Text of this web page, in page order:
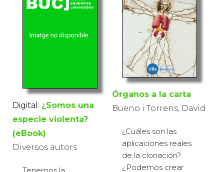
Digital: ¿Somos una
especie violenta?
(eBook)
Diversos autors
Órganos a la carta
Bueno i Torrens, David
¿Cuáles son las
aplicaciones reales
de la clonación?
¿Podemos crear